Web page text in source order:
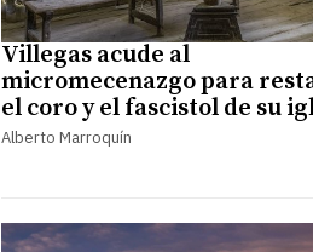
Villegas acude al
micromecenazgo para
el coro y el fascistol de su
Alberto Marroquín